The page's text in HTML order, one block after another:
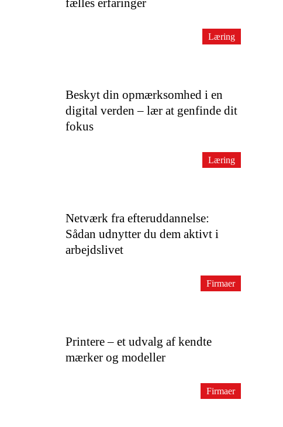
fælles erfaringer
Beskyt din opmærksomhed i en
digital verden – lær at genfinde dit
fokus
Læring
Netværk fra efteruddannelse:
Sådan udnytter du dem aktivt i
arbejdslivet
Læring
Printere – et udvalg af kendte
mærker og modeller
Firmaer
Firmaer